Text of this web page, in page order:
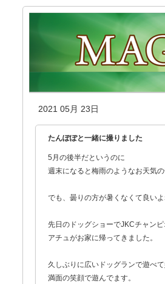
2021 05月 23日
たんぽぽと一緒に撮りました
5月の後半だというのに
週末になると梅雨のようなお天気の
でも、曇りの方が暑くなくて良い
先日のドッグショーでJKCチャン
アチュがお家に帰ってきました。
久しぶりに広いドッグランで遊べ
満面の笑顔で遊んでます。